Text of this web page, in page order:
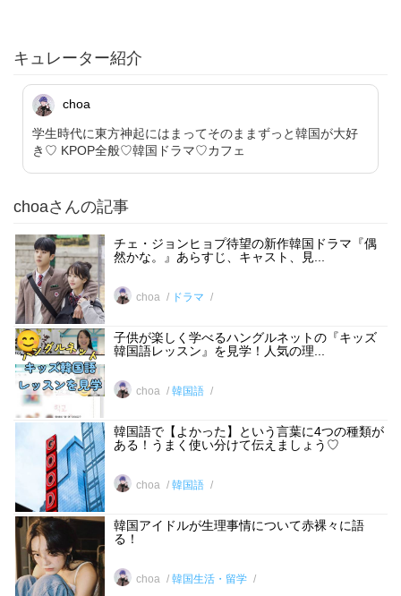
キュレーター紹介
choa
学生時代に東方神起にはまってそのままずっと韓国が大好
き♡ KPOP全般♡韓国ドラマ♡カフェ
choaさんの記事
チェ・ジョンヒョプ待望の新作韓国ドラマ『偶
然かな。』あらすじ、キャスト、見...
choa ドラマ
子供が楽しく学べるハングルネットの『キッズ
韓国語レッスン』を見学！人気の理...
choa 韓国語
韓国語で【よかった】という言葉に4つの種類が
ある！うまく使い分けて伝えましょう♡
choa 韓国語
韓国アイドルが生理事情について赤裸々に語
る！
choa 韓国生活・留学